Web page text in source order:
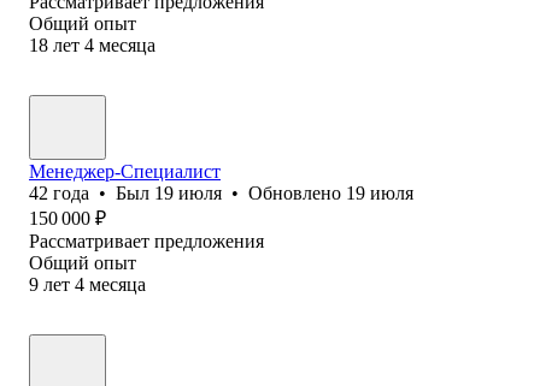
Общий опыт
18 лет 4 месяца
Менеджер-Специалист
42 года • Был 19 июля • Обновлено 19 июля
150 000 ₽
Рассматривает предложения
Общий опыт
9 лет 4 месяца